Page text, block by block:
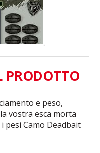
PRODOTTO
e peso,
vostra esca morta
pesi Camo Deadbait